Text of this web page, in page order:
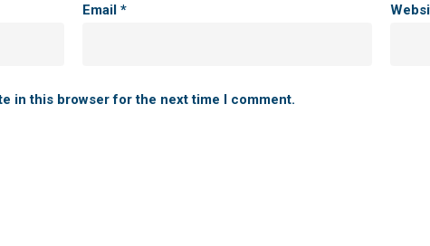
Email *
in this browser for the next time I comment.